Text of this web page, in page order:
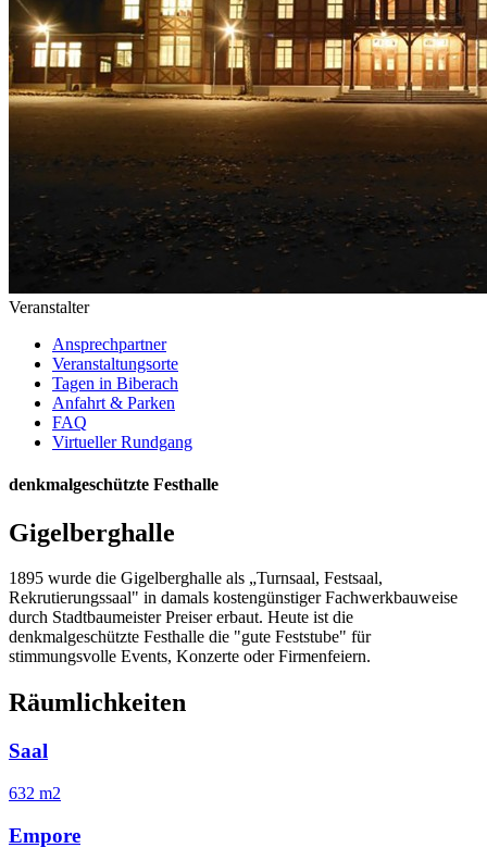
Veranstalter
Ansprechpartner
Veranstaltungsorte
Tagen in Biberach
Anfahrt & Parken
FAQ
Virtueller Rundgang
denkmalgeschützte Festhalle
Gigelberghalle
1895 wurde die Gigelberghalle als „Turnsaal, Festsaal,
Rekrutierungssaal" in damals kostengünstiger Fachwerkbauweise
durch Stadtbaumeister Preiser erbaut. Heute ist die
denkmalgeschützte Festhalle die "gute Feststube" für
stimmungsvolle Events, Konzerte oder Firmenfeiern.
Räumlichkeiten
Saal
632 m2
Empore